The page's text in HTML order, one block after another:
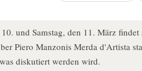
und Samstag, den 11. März
Piero Manzonis Merda d'Artista
diskutiert werden wird.